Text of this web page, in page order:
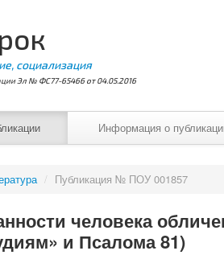
социализация
Эл № ФС77-65466 от 04.05.2016
Информация о
/ Публикация № ПОУ 001857
человека
и Псалома 81)